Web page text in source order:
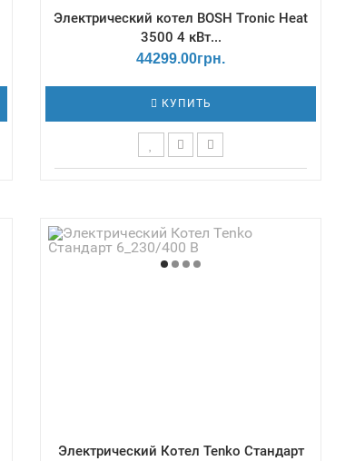
Электрический котел BOSH Tronic Heat
3500 4 кВт...
44299.00грн.
КУПИТЬ
273х330х712 / Давление - min - 0.6 Бар;
max - 3 Бар / Количество ступеней
мощности - 3 / КПД, % - 99,7
Электрический Котел Tenko Cтандарт